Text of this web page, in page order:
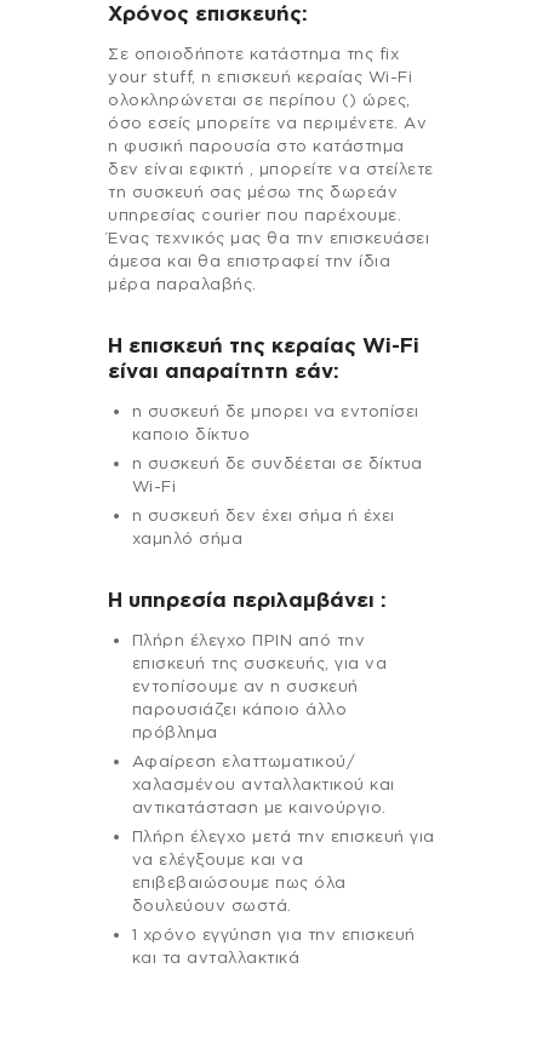
Χρόνος επισκευής:
Σε οποιοδήποτε κατάστημα της fix
your stuff, η επισκευή κεραίας Wi-Fi
ολοκληρώνεται σε περίπου () ώρες,
όσο εσείς μπορείτε να περιμένετε. Αν
η φυσική παρουσία στο κατάστημα
δεν είναι εφικτή , μπορείτε να στείλετε
τη συσκευή σας μέσω της δωρεάν
υπηρεσίας courier που παρέχουμε.
Ένας τεχνικός μας θα την επισκευάσει
άμεσα και θα επιστραφεί την ίδια
μέρα παραλαβής.
Η επισκευή της κεραίας Wi-Fi
είναι απαραίτητη εάν:
η συσκευή δε μπορει να εντοπίσει
καποιο δίκτυο
η συσκευή δε συνδέεται σε δίκτυα
Wi-Fi
η συσκευή δεν έχει σήμα ή έχει
χαμηλό σήμα
H υπηρεσία περιλαμβάνει :
Πλήρη έλεγχο ΠΡΙΝ από την
επισκευή της συσκευής, για να
εντοπίσουμε αν η συσκευή
παρουσιάζει κάποιο άλλο
πρόβλημα
Αφαίρεση ελαττωματικού/
χαλασμένου ανταλλακτικού και
αντικατάσταση με καινούργιο.
Πλήρη έλεγχο μετά την επισκευή για
να ελέγξουμε και να
επιβεβαιώσουμε πως όλα
δουλεύουν σωστά.
1 χρόνο εγγύηση για την επισκευή
και τα ανταλλακτικά